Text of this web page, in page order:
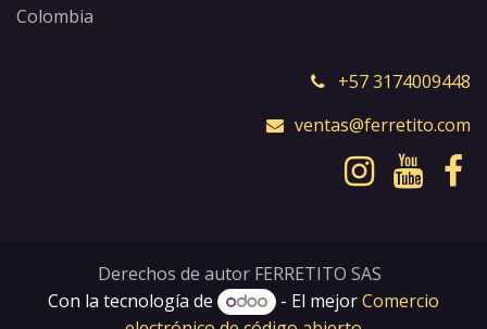
Colombia
+57 3174009448
ventas@ferretito.com
Derechos de autor FERRETITO SAS
Con la tecnología de
- El mejorComercio